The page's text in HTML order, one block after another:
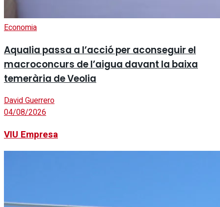
Economia
Aqualia passa a l’acció per aconseguir el
macroconcurs de l’aigua davant la baixa
temerària de Veolia
David Guerrero
04/08/2026
VIU Empresa